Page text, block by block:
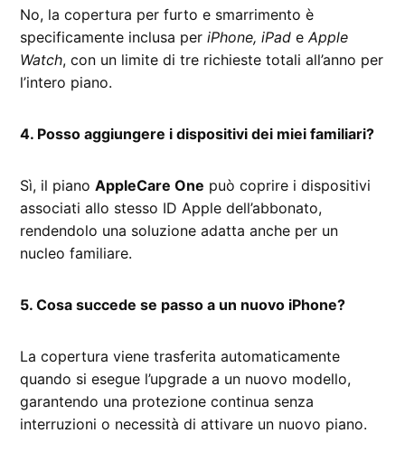
No, la copertura per furto e smarrimento è
specificamente inclusa periPhone, iPad eApple
Watch, con un limite di tre richieste totali all’anno per
l’intero piano.
4. Posso aggiungere i dispositivi dei miei familiari?
Sì, il pianoAppleCare One può coprire i dispositivi
associati allo stesso ID Apple dell’abbonato,
rendendolo una soluzione adatta anche per un
nucleo familiare.
5. Cosa succede se passo a un nuovo iPhone?
La copertura viene trasferita automaticamente
quando si esegue l’upgrade a un nuovo modello,
garantendo una protezione continua senza
interruzioni o necessità di attivare un nuovo piano.